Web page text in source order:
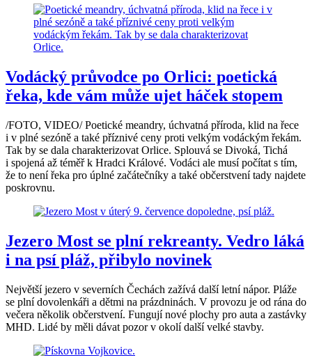
Vodácký průvodce po Orlici: poetická
řeka, kde vám může ujet háček stopem
/FOTO, VIDEO/ Poetické meandry, úchvatná příroda, klid na řece
i v plné sezóně a také příznivé ceny proti velkým vodáckým řekám.
Tak by se dala charakterizovat Orlice. Splouvá se Divoká, Tichá
i spojená až téměř k Hradci Králové. Vodáci ale musí počítat s tím,
že to není řeka pro úplné začátečníky a také občerstvení tady najdete
poskrovnu.
Jezero Most se plní rekreanty. Vedro láká
i na psí pláž, přibylo novinek
Největší jezero v severních Čechách zažívá další letní nápor. Pláže
se plní dovolenkáři a dětmi na prázdninách. V provozu je od rána do
večera několik občerstvení. Fungují nové plochy pro auta a zastávky
MHD. Lidé by měli dávat pozor v okolí další velké stavby.